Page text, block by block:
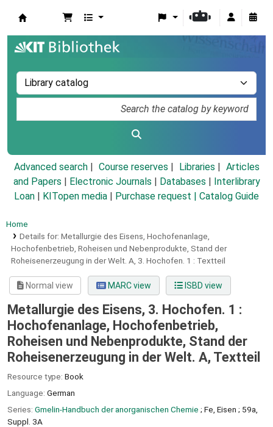
Advanced search Course reserves Libraries
Articles
and Papers
Electronic Journals Databases
Interlibrary
Loan
KITopen media Purchase request | Catalog Guide
Home
Details for: Metallurgie des Eisens, Hochofenanlage,
Hochofenbetrieb, Roheisen und Nebenprodukte, Stand der
Roheisenerzeugung in der Welt. A, 3. Hochofen. 1 : Textteil
Normal view MARC view ISBD view
Metallurgie des Eisens, 3. Hochofen. 1 :
Hochofenanlage, Hochofenbetrieb,
Roheisen und Nebenprodukte, Stand der
Roheisenerzeugung in der Welt. A, Textteil
Resource type: Book
Language: German
Series: Gmelin-Handbuch der anorganischen Chemie ; Fe, Eisen ; 59a,
Suppl. 3A